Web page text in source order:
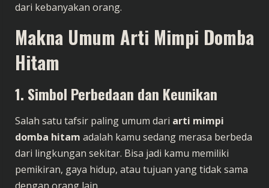
dari kebanyakan orang.
Makna Umum Arti Mimpi Domba
Hitam
1. Simbol Perbedaan dan Keunikan
Salah satu tafsir paling umum dari arti mimpi
domba hitam adalah kamu sedang merasa berbeda
dari lingkungan sekitar. Bisa jadi kamu memiliki
pemikiran, gaya hidup, atau tujuan yang tidak sama